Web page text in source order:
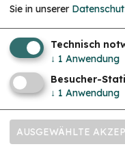
du Lust das
Lächeln ins
Herzlichkeit
gerne bei uns!...
Sie in unserer
Technisch
↓ 1 Anwendung
Besucher-
↓ 1 Anwendung
AUSGEWÄHLTE